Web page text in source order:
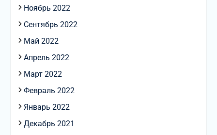
Ноябрь 2022
Сентябрь 2022
Май 2022
Апрель 2022
Март 2022
Февраль 2022
Январь 2022
Декабрь 2021